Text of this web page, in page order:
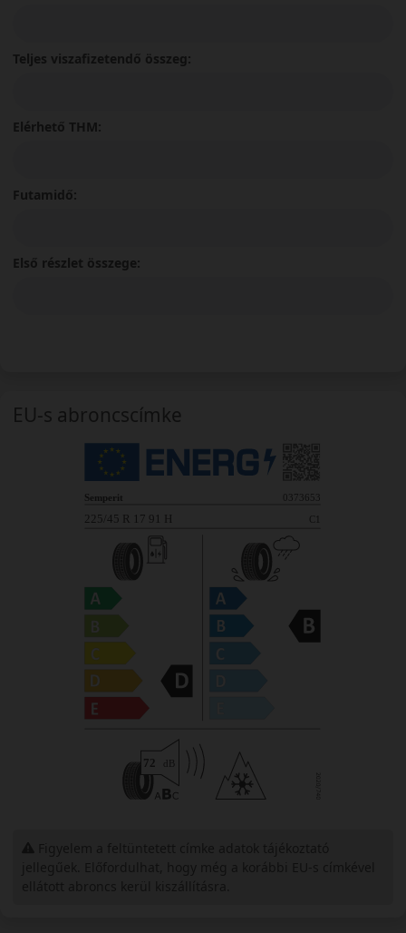
Teljes viszafizetendő összeg:
Elérhető THM:
Futamidő:
Első részlet összege:
EU-s abroncscímke